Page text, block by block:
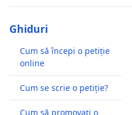
Ghiduri
Cum să începi o petiție
online
Cum se scrie o petiție?
Cum să promovați o